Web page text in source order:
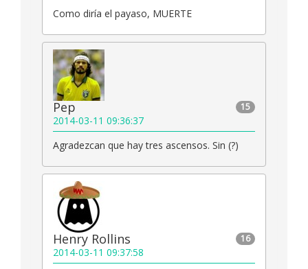
Como diría el payaso, MUERTE
15
Pep
2014-03-11 09:36:37
Agradezcan que hay tres ascensos. Sin (?)
16
Henry Rollins
2014-03-11 09:37:58